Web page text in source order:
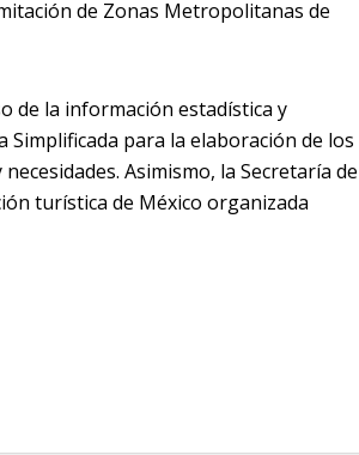
de Zonas Metropolitanas de
de la información estadística y
para la elaboración de los
Asimismo, la Secretaría de
turística de México organizada